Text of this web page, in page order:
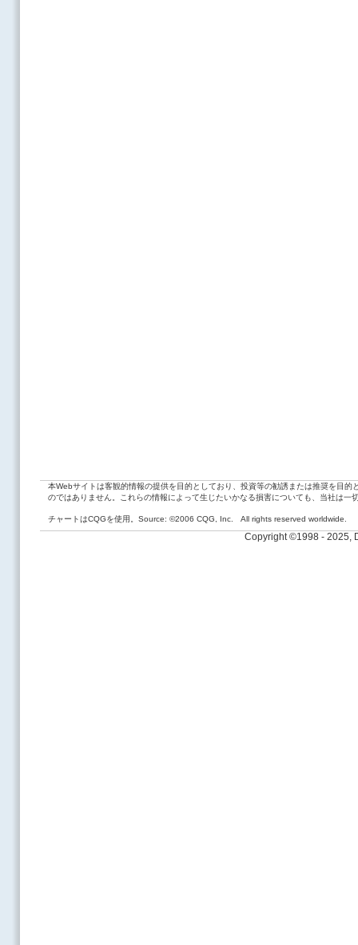
本Webサイトは客観的情報の提供を目的としており、投資等の勧誘または推奨を目
のではありません。これらの情報によって生じたいかなる損害についても、当社は一
チャートはCQGを使用。Source: ©2006 CQG, Inc. All rights reserved worldwide.
Copyright ©1998 - 2025,